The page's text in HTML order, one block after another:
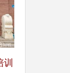
训